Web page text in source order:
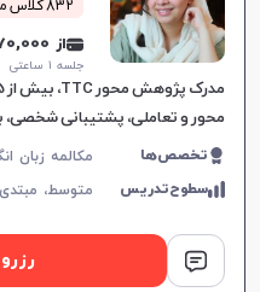
832 کلاس موفق
از 370,000 تومان
جلسه ۱ ساعتی
محور و تعاملی، پشتیبانی شخصی،
مهارت‌های زبان انگلیسی.
تخصص‌ها
سطوح‌تدریس متوسط،